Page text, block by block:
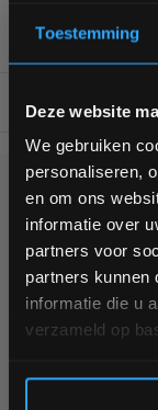
Toestemming
Deze website
We gebruiken
personaliseren,
en om ons
informatie over
partners voor
partners kunnen
informatie die u
verzameld op
Complete gym
BESCHRIJVING
KUNNEN WE
+31 (0)24
customers
Bam!
Schrijf je in
blijven over
interessante